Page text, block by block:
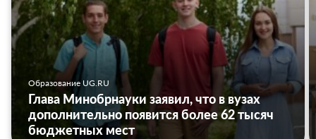
Образование UG.RU
Глава Минобрнауки заявил, что в вузах
дополнительно появится более 62 тысяч
бюджетных мест